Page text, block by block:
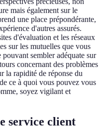
mais également sur le
une place prépondérante,
d'autres assurés.
d'évaluation et les réseaux
sur les mutuelles que vous
sembler adéquate sur
concernant des problèmes
la rapidité de réponse du
ce à quoi vous pouvez vous
soyez vigilant et
service client